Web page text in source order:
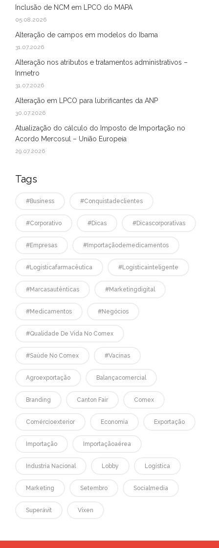
Inclusão de NCM em LPCO do MAPA
05.08.2026
Alteração de campos em modelos do Ibama
31.07.2026
Alteração nos atributos e tratamentos administrativos –
Inmetro
31.07.2026
Alteração em LPCO para lubrificantes da ANP
30.07.2026
Atualização do cálculo do Imposto de Importação no
Acordo Mercosul – União Europeia
29.07.2026
Tags
#business #conquistadeclientes
#corporativo #dicas #dicascorporativas
#empresas #Importaçãodemedicamentos
#logísticafarmacêutica #logísticainteligente
#marcasautênticas #marketingdigital
#medicamentos #negócios
#qualidade De Vida No Comex
#saúde No Comex #vacinas
Agroexportação Balançacomercial
Branding Canton Fair Comex
Comércioexterior Economia Exportação
Importação Importaçãoaérea
Industria Nacional Lobby Logística
Marketing Setembro Socialmedia
Superávit Vixen